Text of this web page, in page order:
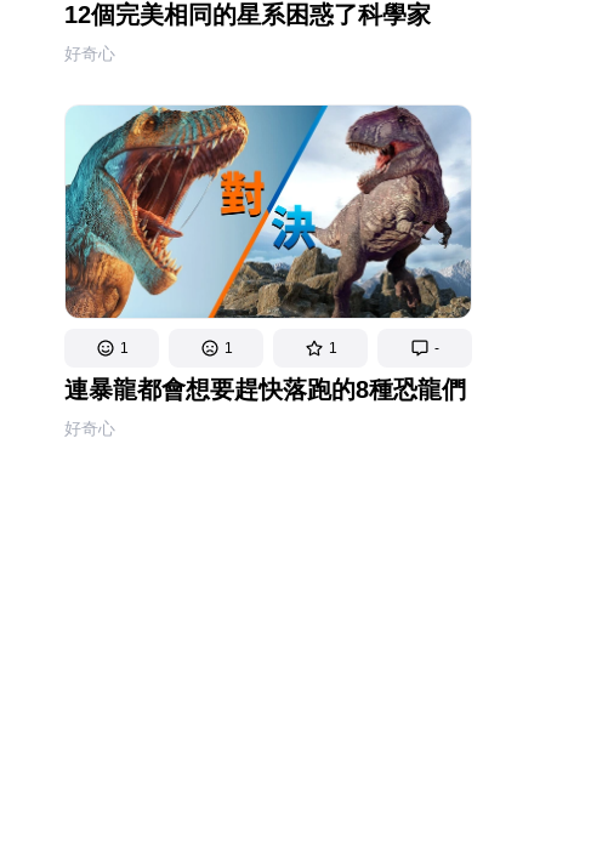
12個完美相同的星系困惑了科學家
好奇心
1 1 1 -
連暴龍都會想要趕快落跑的8種恐龍們
好奇心